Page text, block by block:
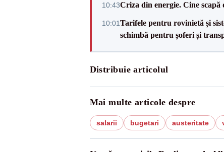
10:43Criza din energie. Cine
10:01Tarifele pentru rovinietă și
schimbă pentru șoferi și
Distribuie articolul
Mai multe articole despre
salarii bugetari austeritate